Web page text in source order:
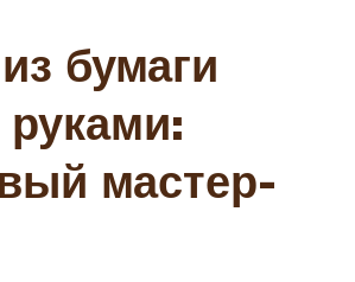
бумаги
мастер-